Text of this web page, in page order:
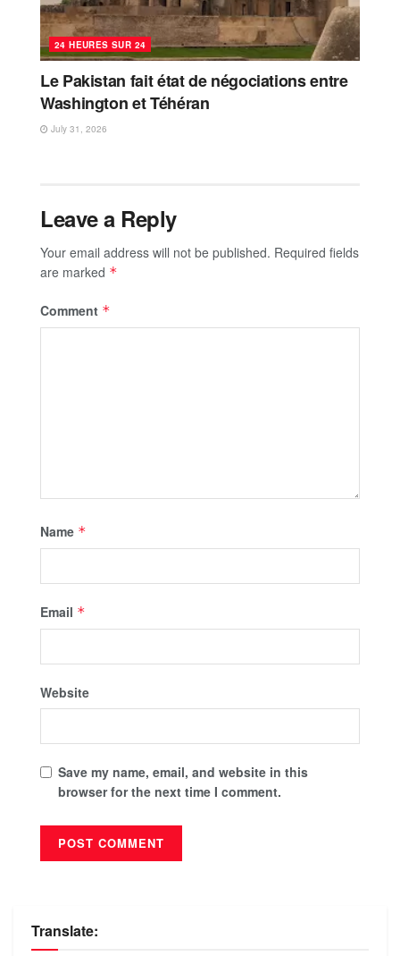
24 HEURES SUR 24
Le Pakistan fait état de négociations entre
Washington et Téhéran
July 31, 2026
Leave a Reply
Your email address will not be published. Required fields
are marked *
Comment *
Name *
Email *
Website
Save my name, email, and website in this
browser for the next time I comment.
Translate: